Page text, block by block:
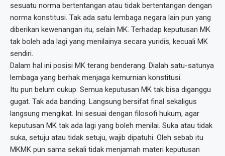
sesuatu norma bertentangan atau tidak bertentangan dengan
norma konstitusi. Tak ada satu lembaga negara lain pun yang
diberikan kewenangan itu, selain MK. Terhadap keputusan MK
tak boleh ada lagi yang menilainya secara yuridis, kecuali MK
sendiri.
Dalam hal ini posisi MK terang benderang. Dialah satu-satunya
lembaga yang berhak menjaga kemurnian konstitusi.
Itu pun belum cukup. Semua keputusan MK tak bisa diganggu
gugat. Tak ada banding. Langsung bersifat final sekaligus
langsung mengikat. Ini sesuai dengan filosofi hukum, agar
keputusan MK tak ada lagi yang boleh menilai. Suka atau tidak
suka, setuju atau tidak setuju, wajib dipatuhi. Oleh sebab itu
MKMK pun sama sekali tidak menjamah materi keputusan